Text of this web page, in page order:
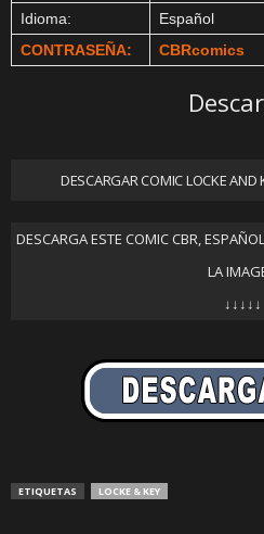
Idioma:
Español
CONTRASEÑA:
CBRcomics
DESCARGAR COMIC LOCKE AND
DESCARGA ESTE COMIC CBR,
LA
↓↓↓↓↓
ETIQUETAS LOCKE & KEY